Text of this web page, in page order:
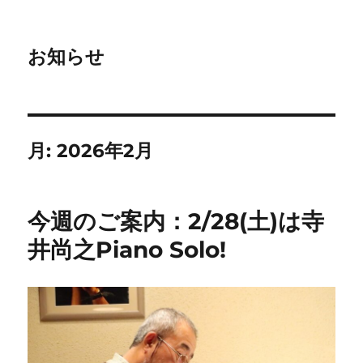
お知らせ
月:2026年2月
今週のご案内：2/28(土)は寺
井尚之Piano Solo!